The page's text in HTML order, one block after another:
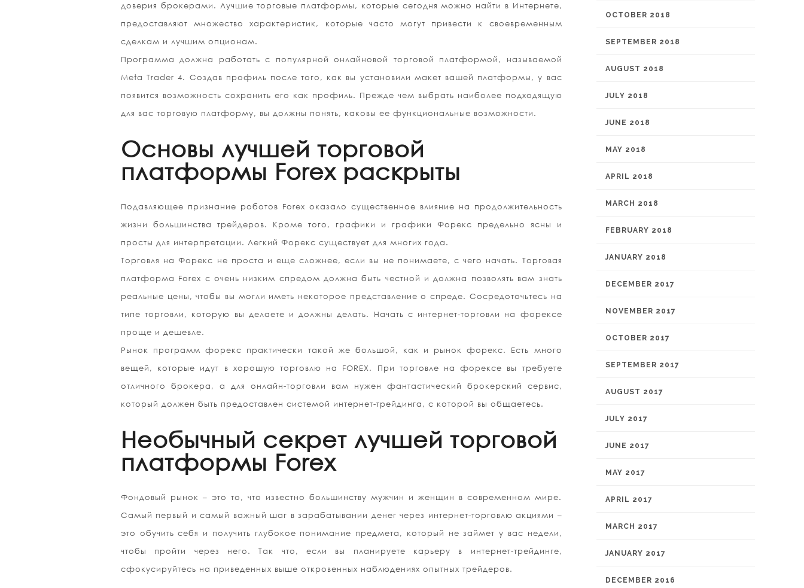
доверия брокерами. Лучшие торговые платформы, которые сегодня можно найти в Интернете,
предоставляют множество характеристик, которые часто могут привести к своевременным
сделкам и лучшим опционам.
Программа должна работать с популярной онлайновой торговой платформой, называемой
Meta Trader 4. Создав профиль после того, как вы установили макет вашей платформы, у вас
появится возможность сохранить его как профиль. Прежде чем выбрать наиболее подходящую
для вас торговую платформу, вы должны понять, каковы ее функциональные возможности.
Основы лучшей торговой
платформы Forex раскрыты
Подавляющее признание роботов Forex оказало существенное влияние на продолжительность
жизни большинства трейдеров. Кроме того, графики и графики Форекс предельно ясны и
просты для интерпретации. Легкий Форекс существует для многих года.
Торговля на Форекс не проста и еще сложнее, если вы не понимаете, с чего начать. Торговая
платформа Forex с очень низким спредом должна быть честной и должна позволять вам знать
реальные цены, чтобы вы могли иметь некоторое представление о спреде. Сосредоточьтесь на
типе торговли, которую вы делаете и должны делать. Начать с интернет-торговли на форексе
проще и дешевле.
Рынок программ форекс практически такой же большой, как и рынок форекс. Есть много
вещей, которые идут в хорошую торговлю на FOREX. При торговле на форексе вы требуете
отличного брокера, а для онлайн-торговли вам нужен фантастический брокерский сервис,
который должен быть предоставлен системой интернет-трейдинга, с которой вы общаетесь.
Необычный секрет лучшей торговой
платформы Forex
Фондовый рынок – это то, что известно большинству мужчин и женщин в современном мире.
Самый первый и самый важный шаг в зарабатывании денег через интернет-торговлю акциями –
это обучить себя и получить глубокое понимание предмета, который не займет у вас недели,
чтобы пройти через него. Так что, если вы планируете карьеру в интернет-трейдинге,
сфокусируйтесь на приведенных выше откровенных наблюдениях опытных трейдеров.
OCTOBER 2018
SEPTEMBER 2018
AUGUST 2018
JULY 2018
JUNE 2018
MAY 2018
APRIL 2018
MARCH 2018
FEBRUARY 2018
JANUARY 2018
DECEMBER 2017
NOVEMBER 2017
OCTOBER 2017
SEPTEMBER 2017
AUGUST 2017
JULY 2017
JUNE 2017
MAY 2017
APRIL 2017
MARCH 2017
JANUARY 2017
DECEMBER 2016